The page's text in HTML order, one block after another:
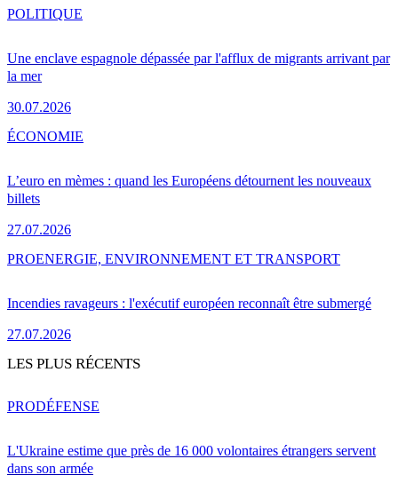
Une enclave espagnole dépassée par l'afflux de migrants arrivant par
la mer
30.07.2026
POLITIQUE
L’euro en mèmes : quand les Européens détournent les nouveaux
billets
27.07.2026
ÉCONOMIE
Incendies ravageurs : l'exécutif européen reconnaît être submergé
27.07.2026
PROENERGIE, ENVIRONNEMENT ET TRANSPORT
LES PLUS RÉCENTS
L'Ukraine estime que près de 16 000 volontaires étrangers servent
dans son armée
PRODÉFENSE